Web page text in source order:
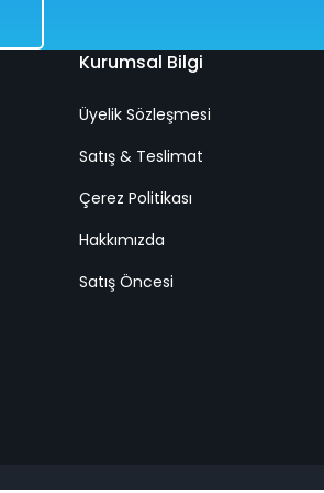
Derece Dönebilen Akrobat Araba
Kurumsal Bilgi
Üyelik Sözleşmesi
Satış & Teslimat
Çerez Politikası
Hakkımızda
Satış Öncesi